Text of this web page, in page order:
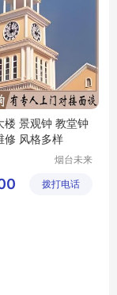
楼 景观钟 教堂钟
修 风格多样
烟台未来
科技有限
拨打电话